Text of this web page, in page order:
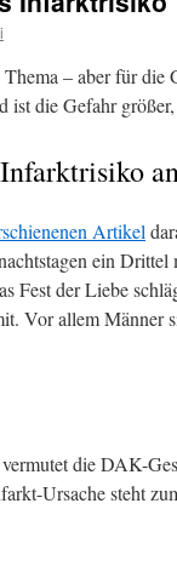
– aber für die
ist die Gefahr
Artikel
ein Drittel
Fest der Liebe
Vor allem Männer
die DAK-
Ursache steht